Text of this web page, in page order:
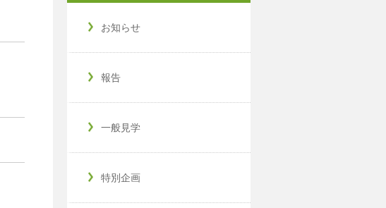
お知らせ
報告
一般見学
特別企画